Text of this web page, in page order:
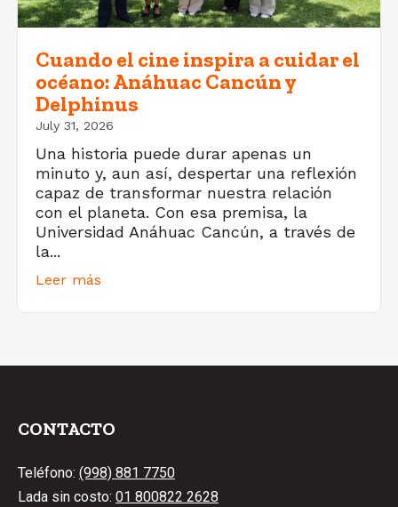
Cuando el cine inspira a cuidar el
océano: Anáhuac Cancún y
Delphinus
July 31, 2026
Una historia puede durar apenas un
minuto y, aun así, despertar una reflexión
capaz de transformar nuestra relación
con el planeta. Con esa premisa, la
Universidad Anáhuac Cancún, a través de
la...
Leer más
CONTACTO
Teléfono: (998) 881 7750
Lada sin costo: 01 800822 2628